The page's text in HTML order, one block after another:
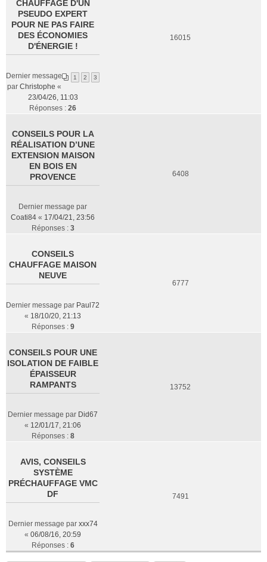
CHAUFFAGE D'UN
PSEUDO EXPERT
POUR NE PAS FAIRE
DES ÉCONOMIES
D'ÉNERGIE !
1 2 3
Dernier message
par Christophe «
23/04/26, 11:03
Réponses : 26
16015
CONSEILS POUR LA
RÉALISATION D’UNE
EXTENSION MAISON
EN BOIS EN
PROVENCE
Dernier message par
Coati84 « 17/04/21, 23:56
Réponses : 3
6408
CONSEILS
CHAUFFAGE MAISON
NEUVE
Dernier message par Paul72
« 18/10/20, 21:13
Réponses : 9
6777
CONSEILS POUR UNE
ISOLATION DE FAIBLE
ÉPAISSEUR
RAMPANTS
Dernier message par Did67
« 12/01/17, 21:06
Réponses : 8
13752
AVIS, CONSEILS
SYSTÈME
PRÉCHAUFFAGE VMC
DF
Dernier message par xxx74
« 06/08/16, 20:59
Réponses : 6
7491